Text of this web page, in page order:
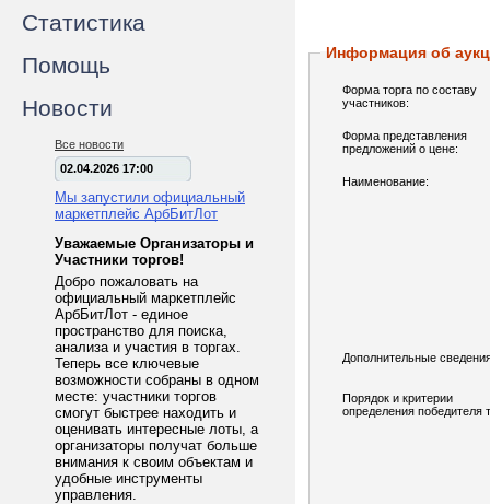
Статистика
Помощь
Новости
Все новости
02.04.2026 17:00
Мы запустили официальный
маркетплейс АрбБитЛот
Уважаемые Организаторы и
Участники торгов!
Добро пожаловать на
официальный маркетплейс
АрбБитЛот - единое
пространство для поиска,
анализа и участия в торгах.
Теперь все ключевые
возможности собраны в одном
месте: участники торгов
смогут быстрее находить и
оценивать интересные лоты, а
организаторы получат больше
внимания к своим объектам и
удобные инструменты
управления.
Информация об
Форма торга по составу
участников:
Форма представления
предложений о цене:
Наименование:
Дополнительные
Порядок и критерии
определения победителя